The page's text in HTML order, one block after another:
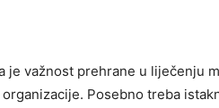
je važnost prehrane u liječenju
Posebno treba